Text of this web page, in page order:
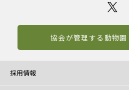
協会が管理する動物
採用情報